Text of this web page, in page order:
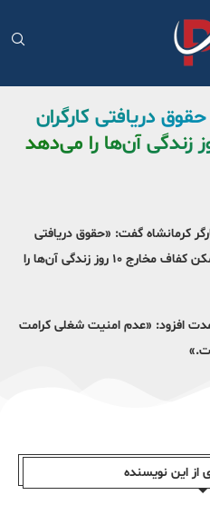
دریافتی کارگران
کرمانشاه گفت: «حقوق دریافتی
کارگران در خوشبینانه‌ترین حالت ممکن کفاف مخارج ۱۰ روز زندگی آن‌ها را
افزود: «عدم امنیت شغلی کرامت
این نویسندە